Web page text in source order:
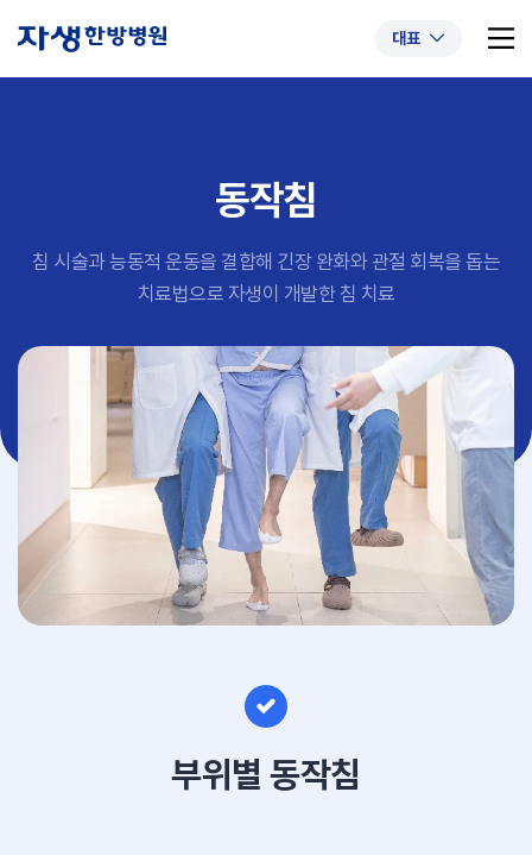
대표
#초음파약침 #척추압박골절
#교통사고후유증 #허리디스크 #목디스크
#추나요법
동작침
침 시술과 능동적 운동을 결합해 긴장 완화와 관절 회복을 돕는
치료법으로 자생이 개발한 침 치료
부위별 동작침